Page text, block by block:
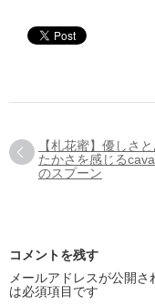
【札花蜜】優しさ
たかさを感じる
のスプーン
コメントを残す
メールアドレスが公開さ
は必須項目です